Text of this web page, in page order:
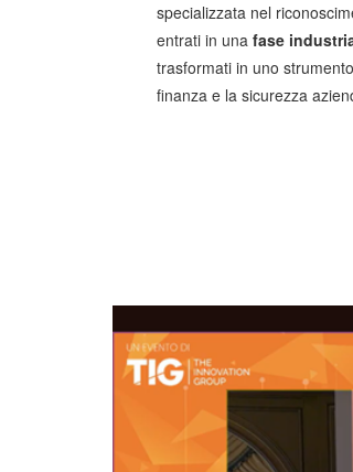
specializzata nel
entrati in una fase
trasformati in uno
finanza e la sicurezza